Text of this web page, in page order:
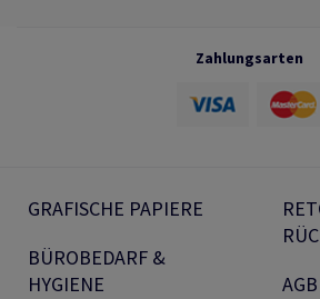
Zahlungsarten
GRAFISCHE PAPIERE
BÜROBEDARF &
HYGIENE
AGB